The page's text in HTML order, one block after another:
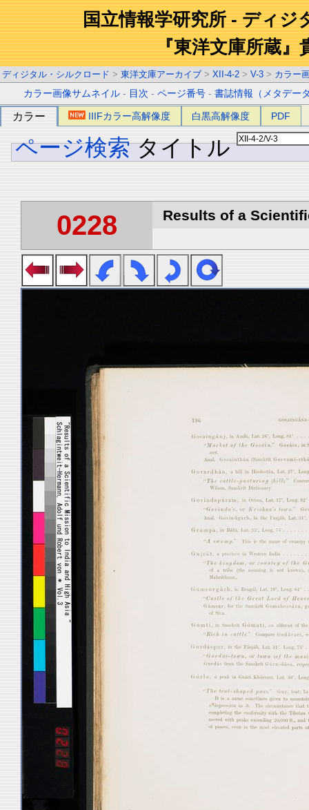
国立情報学研究所 - ディジ
『東洋文庫所蔵』
ディジタル・シルクロード > 東洋文庫アーカイブ > XII-4-2 > V-3 > カラー
カラー画像サムネイル - 目次 -ページ番号 -書誌情報（メタデー
カラー IIIFカラー高解像度 白黒高解像度 PDF
ページ検索 タイトル
0228 Results of a